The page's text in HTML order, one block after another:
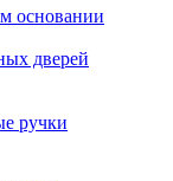
основании
дверей
ручки